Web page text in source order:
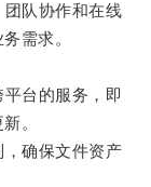
队协作和在线
需求。
台的服务，即
。
确保文件资产